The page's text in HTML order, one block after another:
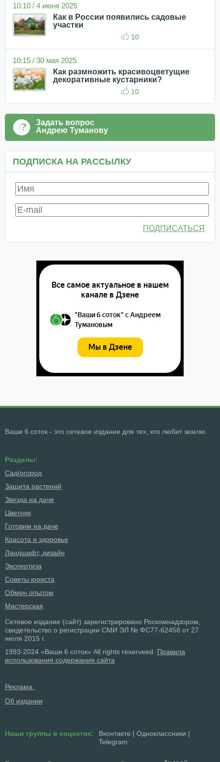
10:10 / 4 июня 2025
Как в России появились садовые
участки
10
10:15 / 30 мая 2025
Как размножить красивоцветущие
декоративные кустарники?
10
Задать вопрос
Андрею Туманову
ПОДПИСКА НА РАССЫЛКУ
ПОДПИСАТЬСЯ
Ваши 6 соток - это сетевое издание для тех, кто любит землю.
Разделы:
Сад/огород
Защита растений
Звезда на даче
Цветник
Готовим на даче
Красота и здоровье
Ландшафт, дизайн
Экспертиза
Советы юриста
Обмен опытом
Мастерская
Сетевое издание (сайт) зарегистрировано Роскомнадзором,
свидетельство о регистрации СМИ ЭЛ № ФС77-62458 от 27
июля 2015 г.
1993-2024 «Ваши 6 соток» All rights reserveed. Правила
использования содержания сайта
Реклама
Об издании
Наши группы в соцсетях: Вконтакте | Одноклассники |
Telegram